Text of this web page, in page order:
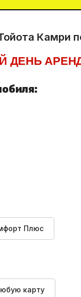
Камри
ДЕНЬ
Плюс
карту